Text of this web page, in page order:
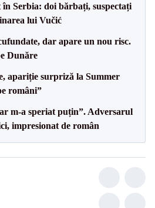
Serbia: doi bărbați, suspectați
lui Vučić
dar apare un nou risc.
Dunăre
apariție surpriză la Summer
români”
m-a speriat puțin”. Adversarul
impresionat de român